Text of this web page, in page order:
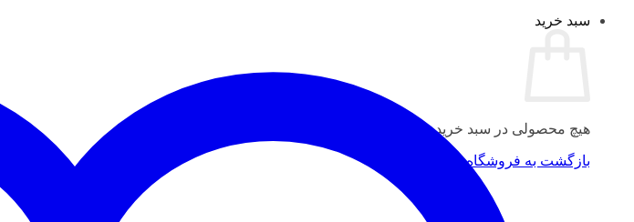
سبد خرید
هیچ محصولی در سبد خرید نیست.
بازگشت به فروشگاه